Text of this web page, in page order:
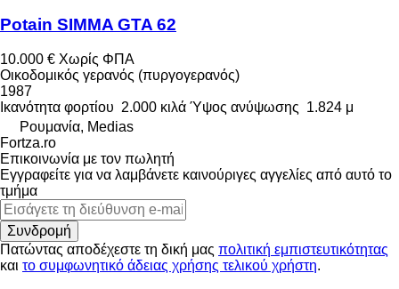
Potain SIMMA GTA 62
10.000 € Χωρίς ΦΠΑ
Οικοδομικός γερανός (πυργογερανός)
1987
Ικανότητα φορτίου 2.000 κιλά Ύψος ανύψωσης 1.824 μ
Ρουμανία, Medias
Fortza.ro
Επικοινωνία με τον πωλητή
Εγγραφείτε για να λαμβάνετε καινούριγες αγγελίες από αυτό το
τμήμα
Συνδρομή
Πατώντας αποδέχεστε τη δική μας πολιτική εμπιστευτικότητας
και το συμφωνητικό άδειας χρήσης τελικού χρήστη.